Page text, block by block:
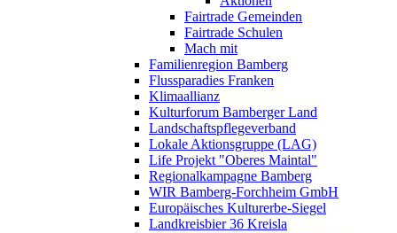
Fairtrade Gemeinden
Fairtrade Schulen
Mach mit
Familienregion Bamberg
Flussparadies Franken
Klimaallianz
Kulturforum Bamberger Land
Landschaftspflegeverband
Lokale Aktionsgruppe (LAG)
Life Projekt "Oberes Maintal"
Regionalkampagne Bamberg
WIR Bamberg-Forchheim GmbH
Europäisches Kulturerbe-Siegel
Landkreisbier 36 Kreisla